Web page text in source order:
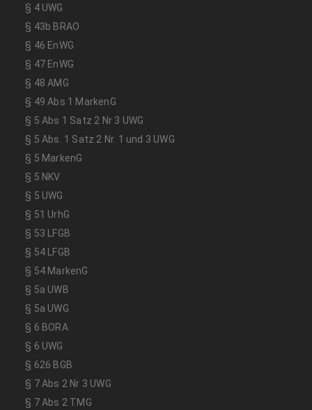
§ 4 UWG
§ 43b BRAO
§ 46 EnWG
§ 47 EnWG
§ 48 AMG
§ 49 Abs 1 MarkenG
§ 5 Abs 1 Satz 2 Nr 3 UWG
§ 5 Abs. 1 Satz 2 Nr. 1 und 3 UWG
§ 5 MarkenG
§ 5 NKV
§ 5 UWG
§ 51 UrhG
§ 53 LFGB
§ 54 LFGB
§ 54 MarkenG
§ 5a UWB
§ 5a UWG
§ 6 BORA
§ 6 UWG
§ 626 BGB
§ 7 Abs 2 Nr 3 UWG
§ 7 Abs 2 TMG